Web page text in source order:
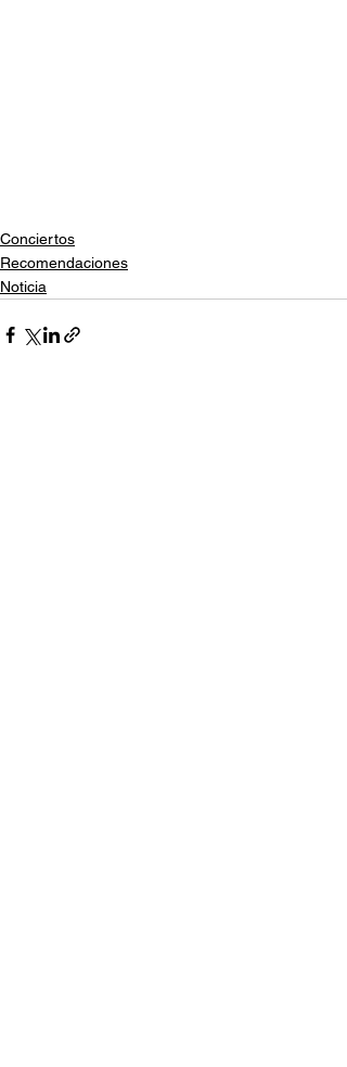
Conciertos
Recomendaciones
Noticia